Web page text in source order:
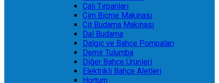
Çalı Tırpanları
Çim Biçme Makinası
Çit Budama Makinası
Dal Budama
Dalgıç ve Bahçe Pompaları
Demir Tulumba
Diğer Bahçe Ürünleri
Elektrikli Bahçe Aletleri
Hortum